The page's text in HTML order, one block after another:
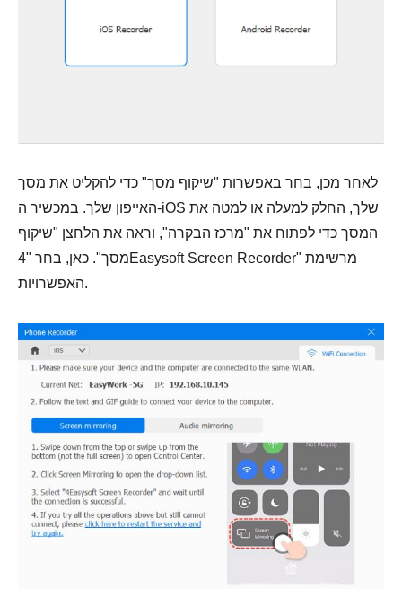
לאחר מכן, בחר באפשרות "שיקוף מסך" כדי להקליט את מסך
האייפון שלך. במכשיר ה-iOS שלך, החלק למעלה או למטה את
המסך כדי לפתוח את "מרכז הבקרה", וראה את הלחצן "שיקוף
מסך". כאן, בחר "4Easysoft Screen Recorder" מרשימת
האפשרויות.